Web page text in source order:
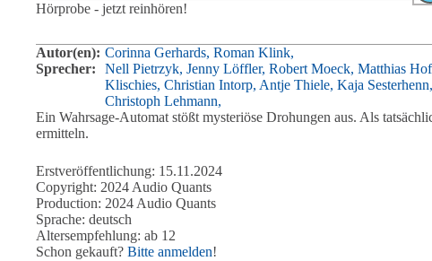
Hörprobe - jetzt reinhören!
Autor(en): Corinna Gerhards, Roman Klink,
Sprecher:
Nell Pietrzyk, Jenny Löffler, Robert Moeck, Matthias
Klischies, Christian Intorp, Antje Thiele, Kaja Sesterhenn,
Christoph Lehmann,
Ein Wahrsage-Automat stößt mysteriöse Drohungen aus. Als
ermitteln.
Erstveröffentlichung: 15.11.2024
Copyright: 2024 Audio Quants
Production: 2024 Audio Quants
Sprache: deutsch
Altersempfehlung: ab 12
Schon gekauft? Bitte anmelden!